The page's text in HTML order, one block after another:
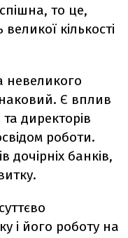
то це,
кількості
невеликого
Є вплив
директорів
роботи.
дочірніх банків,
і його роботу на